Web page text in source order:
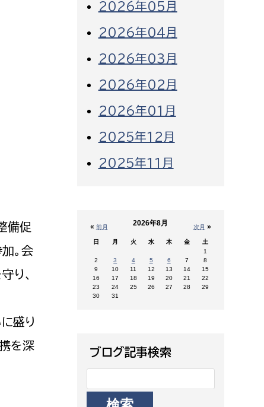
備促
。会
り、
盛り
を深
2026年05月
2026年04月
2026年03月
2026年02月
2026年01月
2025年12月
2025年11月
« 前月 次月 »
2026年8月
日 月 火 水 木 金
土
1
2
3 4 5 6 7
8
9
10 11 12 13 14
15
16
17 18 19 20 21
22
23
24 25 26 27 28
29
30
31
ブログ記事検索